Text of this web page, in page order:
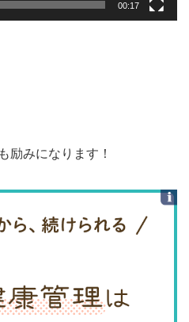
00:17
励みになります！